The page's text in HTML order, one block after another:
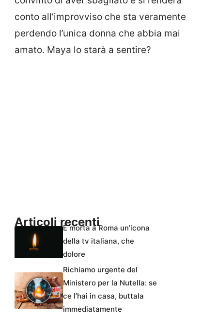
conto all’improvviso che sta veramente
perdendo l’unica donna che abbia mai
amato. Maya lo starà a sentire?
Articoli recentiÈ morta a Roma un’icona
della tv italiana, che
dolore
Richiamo urgente del
Ministero per la Nutella: se
ce l’hai in casa, buttala
immediatamente